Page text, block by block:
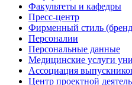
Факультеты и кафедры
Пресс-центр
Фирменный стиль
Персоналии
Персональные данные
Медицинские услуги
Ассоциация
Центр проектной